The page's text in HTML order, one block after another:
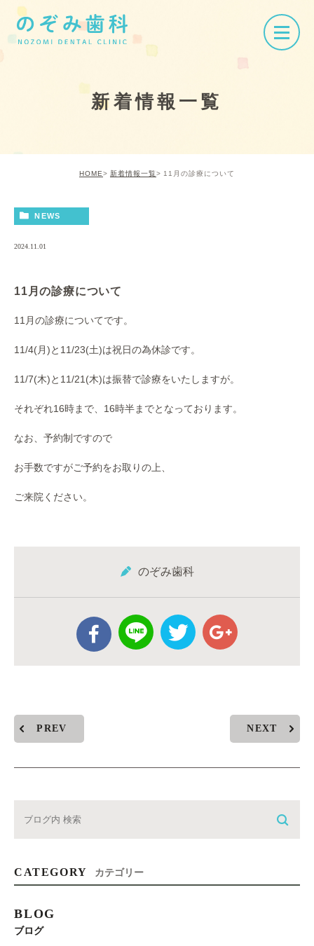
新着情報一覧
HOME 新着情報一覧 11月の診療について
NEWS
2024.11.01
11月の診療について
11月の診療についてです。
11/4(月)と11/23(土)は祝日の為休診です。
11/7(木)と11/21(木)は振替で診療をいたしますが。
それぞれ16時まで、16時半までとなっております。
なお、予約制ですので
お手数ですがご予約をお取りの上、
ご来院ください。
のぞみ歯科
PREV NEXT
CATEGORY カテゴリー
BLOG
ブログ